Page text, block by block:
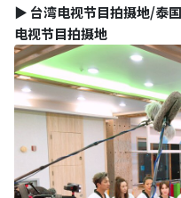
▶ 台湾电视节目拍摄地/泰
电视节目拍摄地